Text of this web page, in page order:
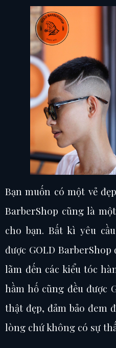
Bạn muốn có một vẻ
BarberShop cũng là
cho bạn. Bất kì yêu
được GOLD
lãm đến các kiểu tóc
hầm hố cũng đều được
thật đẹp, đảm bảo đem
lòng chứ không có sự